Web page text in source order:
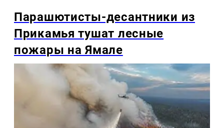
Парашютисты-десантники из
Прикамья тушат лесные
пожары на Ямале